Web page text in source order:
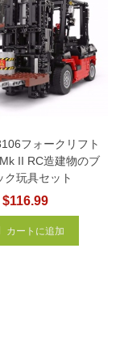
フォークリフト
II RC造建物のブ
ク玩具セット
$116.99
カートに追加